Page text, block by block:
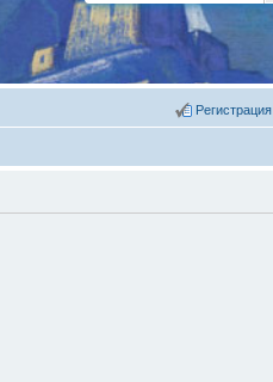
Регистрация